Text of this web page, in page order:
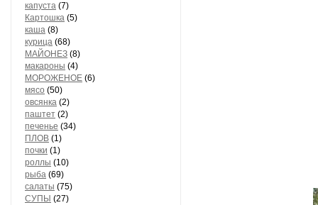
капуста (7)
Картошка (5)
каша (8)
курица (68)
МАЙОНЕЗ (8)
макароны (4)
МОРОЖЕНОЕ (6)
мясо (50)
овсянка (2)
паштет (2)
печенье (34)
ПЛОВ (1)
почки (1)
роллы (10)
рыба (69)
салаты (75)
СУПЫ (27)